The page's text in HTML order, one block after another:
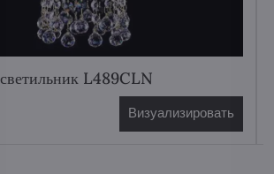
L489CLN
Визуализировать